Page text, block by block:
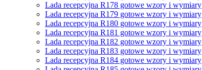
Lada recepcyjna R178 gotowe wzory i wymiary
Lada recepcyjna R179 gotowe wzory i wymiary
Lada recepcyjna R180 gotowe wzory i wymiary
Lada recepcyjna R181 gotowe wzory i wymiary
Lada recepcyjna R182 gotowe wzory i wymiary
Lada recepcyjna R183 gotowe wzory i wymiary
Lada recepcyjna R184 gotowe wzory i wymiary